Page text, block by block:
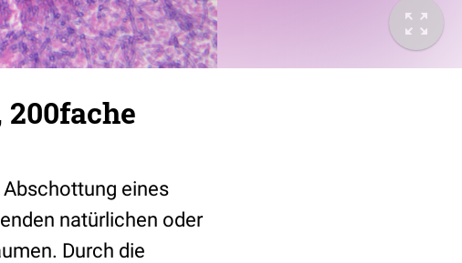
eines
natürlichen oder
Durch die